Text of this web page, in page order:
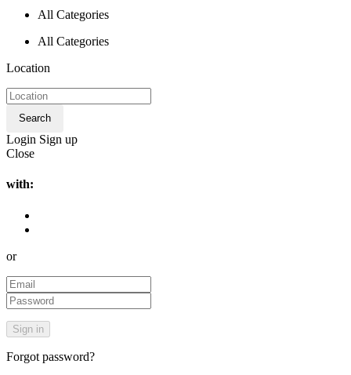
All Categories
All Categories
Location
Search
Login Sign up
Close
with:
or
Forgot password?